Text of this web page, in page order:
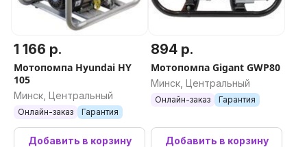
1 166 р.
Мотопомпа Hyundai HY
105
Минск, Центральный
Онлайн-заказ Гарантия
Добавить в корзину
894 р.
Мотопомпа Gigant GWP80
Минск, Центральный
Онлайн-заказ Гарантия
Добавить в корзину